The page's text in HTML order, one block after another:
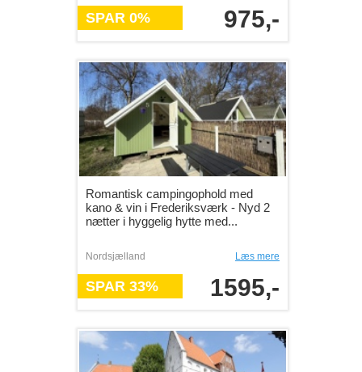
SPAR 0% 975,-
Romantisk campingophold med
kano & vin i Frederiksværk - Nyd 2
nætter i hyggelig hytte med...
Nordsjælland Læs mere
SPAR 33% 1595,-